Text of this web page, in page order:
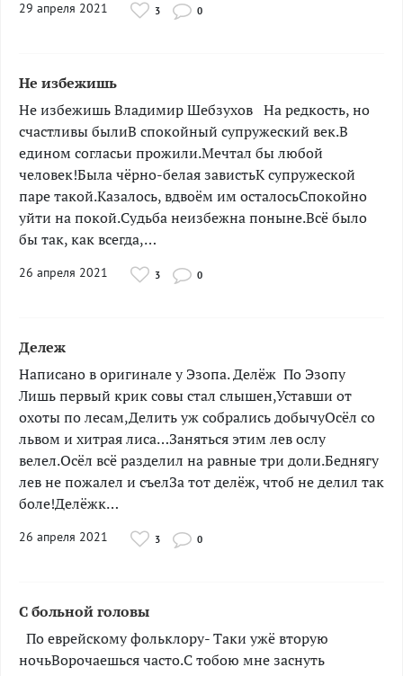
29 апреля 2021 3 0
Не избежишь
Не избежишь Владимир Шебзухов ­­­­­На редкость, но
счастливы былиВ спокойный супружеский век.В
едином согласьи прожили.Мечтал бы любой
человек!Была чёрно-белая завистьК супружеской
паре такой.Казалось, вдвоём им осталосьСпокойно
уйти на покой.Судьба неизбежна поныне.Всё было
бы так, как всегда,…
26 апреля 2021 3 0
Дележ
Написано в оригинале у Эзопа. Делёж По Эзопу
Лишь первый крик совы стал слышен,Уставши от
охоты по лесам,Делить уж собрались добычуОсёл со
львом и хитрая лиса…Заняться этим лев ослу
велел.Осёл всё разделил на равные три доли.Беднягу
лев не пожалел и съелЗа тот делёж, чтоб не делил так
боле!Делёжк…
26 апреля 2021 3 0
С больной головы
­­­­­­­­По еврейскому фольклору- Таки ужё вторую
ночьВорочаешься часто.С тобою мне заснуть